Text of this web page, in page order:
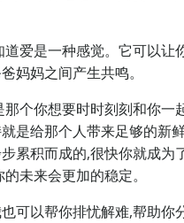
道爱是一种感觉。它可以让
妈妈之间产生共鸣。
那个你想要时时刻刻和你一
是给那个人带来足够的新
累积而成的,很快你就成为
未来会更加的稳定。
可以帮你排忧解难,帮助你